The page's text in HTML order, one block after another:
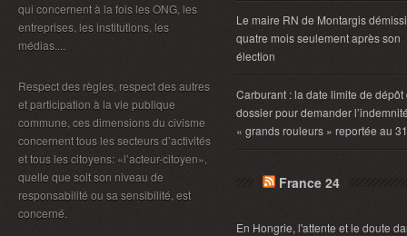
qui concernent à la fois les ONG, les
entreprises, les institutions, les
médias....
Respect des règles, respect des autres
et participation à la vie publique
commune, ces dimensions du civisme
concernent tous les secteurs d’activités
et tous les citoyens: «l’acteur-citoyen»,
quelle que soit son niveau de
responsabilité ou sa sensibilité, est
concerné.
Le maire RN de Montargis
quatre mois seulement après son
élection
Carburant : la date limite de dépôt
dossier pour demander
« grands rouleurs » reportée au
France 24
En Hongrie, l'attente et le doute